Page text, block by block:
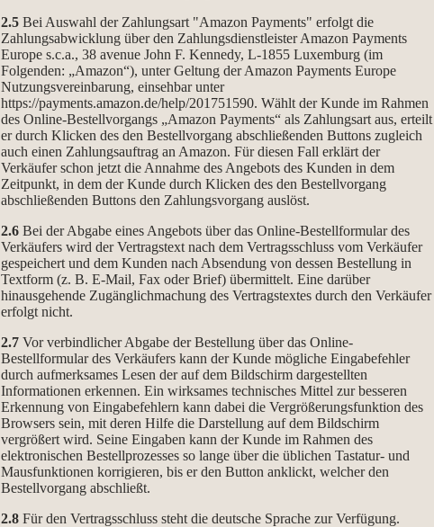
2.5 Bei Auswahl der Zahlungsart "Amazon Payments" erfolgt die
Zahlungsabwicklung über den Zahlungsdienstleister Amazon Payments
Europe s.c.a., 38 avenue John F. Kennedy, L-1855 Luxemburg (im
Folgenden: „Amazon“), unter Geltung der Amazon Payments Europe
Nutzungsvereinbarung, einsehbar unter
https://payments.amazon.de/help/201751590. Wählt der Kunde im Rahmen
des Online-Bestellvorgangs „Amazon Payments“ als Zahlungsart aus, erteilt
er durch Klicken des den Bestellvorgang abschließenden Buttons zugleich
auch einen Zahlungsauftrag an Amazon. Für diesen Fall erklärt der
Verkäufer schon jetzt die Annahme des Angebots des Kunden in dem
Zeitpunkt, in dem der Kunde durch Klicken des den Bestellvorgang
abschließenden Buttons den Zahlungsvorgang auslöst.
2.6 Bei der Abgabe eines Angebots über das Online-Bestellformular des
Verkäufers wird der Vertragstext nach dem Vertragsschluss vom Verkäufer
gespeichert und dem Kunden nach Absendung von dessen Bestellung in
Textform (z. B. E-Mail, Fax oder Brief) übermittelt. Eine darüber
hinausgehende Zugänglichmachung des Vertragstextes durch den Verkäufer
erfolgt nicht.
2.7 Vor verbindlicher Abgabe der Bestellung über das Online-
Bestellformular des Verkäufers kann der Kunde mögliche Eingabefehler
durch aufmerksames Lesen der auf dem Bildschirm dargestellten
Informationen erkennen. Ein wirksames technisches Mittel zur besseren
Erkennung von Eingabefehlern kann dabei die Vergrößerungsfunktion des
Browsers sein, mit deren Hilfe die Darstellung auf dem Bildschirm
vergrößert wird. Seine Eingaben kann der Kunde im Rahmen des
elektronischen Bestellprozesses so lange über die üblichen Tastatur- und
Mausfunktionen korrigieren, bis er den Button anklickt, welcher den
Bestellvorgang abschließt.
2.8 Für den Vertragsschluss steht die deutsche Sprache zur Verfügung.